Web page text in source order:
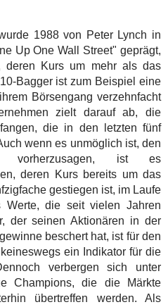
1988 von Peter Lynch in
Up One Wall Street" geprägt,
deren Kurs um mehr als das
Bagger ist zum Beispiel eine
Börsengang verzehnfacht
zielt darauf ab, die
die in den letzten fünf
wenn es unmöglich ist, den
vorherzusagen, ist es
deren Kurs bereits um das
gestiegen ist, im Laufe
die seit vielen Jahren
der seinen Aktionären in der
beschert hat, ist für den
ein Indikator für die
verbergen sich unter
Champions, die die Märkte
übertreffen werden. Als